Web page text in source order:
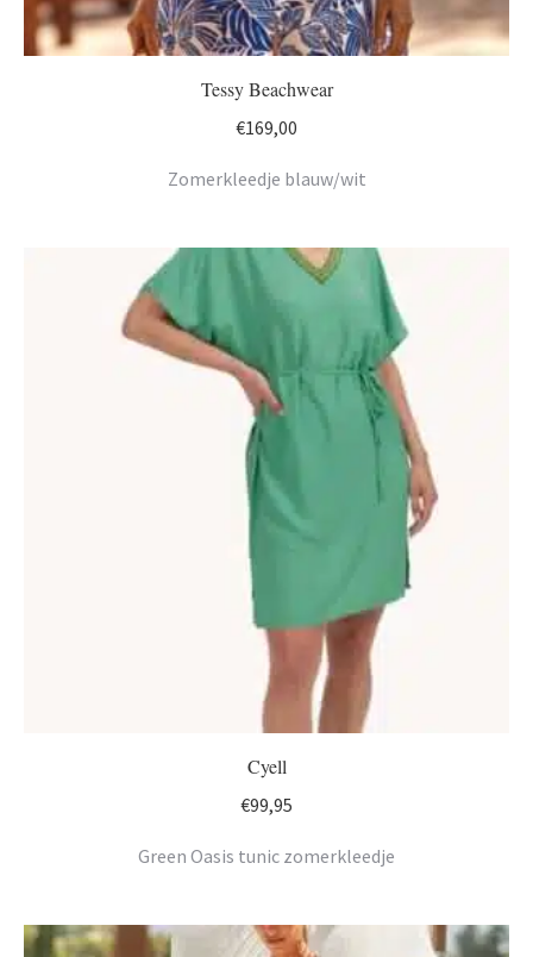
Tessy Beachwear
€169,00
Zomerkleedje blauw/wit
Cyell
€99,95
Green Oasis tunic zomerkleedje